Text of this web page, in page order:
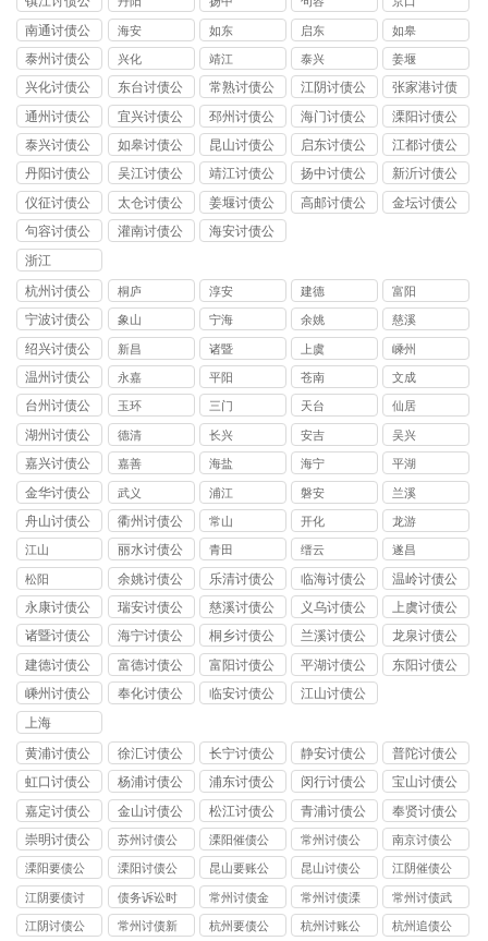
司
南通讨债公
司
海安 如东 启东 如皋
泰州讨债公
司
兴化 靖江 泰兴 姜堰
兴化讨债公
司
东台讨债公
司
常熟讨债公
司
江阴讨债公
司
张家港讨债
公司
通州讨债公
司
宜兴讨债公
司
邳州讨债公
司
海门讨债公
司
溧阳讨债公
司
泰兴讨债公
司
如皋讨债公
司
昆山讨债公
司
启东讨债公
司
江都讨债公
司
丹阳讨债公
司
吴江讨债公
司
靖江讨债公
司
扬中讨债公
司
新沂讨债公
司
仪征讨债公
司
太仓讨债公
司
姜堰讨债公
司
高邮讨债公
金坛讨债公
句容讨债公
司
灌南讨债公
海安讨债公
浙江
杭州讨债公
司
桐庐 淳安 建德 富阳
宁波讨债公
司
象山 宁海 余姚 慈溪
绍兴讨债公
司
新昌 诸暨 上虞 嵊州
温州讨债公
司
永嘉 平阳 苍南 文成
台州讨债公
司
玉环 三门 天台 仙居
湖州讨债公
司
德清 长兴 安吉 吴兴
嘉兴讨债公
司
嘉善 海盐 海宁 平湖
金华讨债公
司
武义 浦江 磐安 兰溪
舟山讨债公
司
衢州讨债公
司
常山 开化 龙游
江山
丽水讨债公
司
青田 缙云 遂昌
松阳
余姚讨债公
司
乐清讨债公
司
临海讨债公
司
温岭讨债公
司
永康讨债公
司
瑞安讨债公
司
慈溪讨债公
司
义乌讨债公
司
上虞讨债公
司
诸暨讨债公
司
海宁讨债公
司
桐乡讨债公
司
兰溪讨债公
司
龙泉讨债公
司
建德讨债公
司
富德讨债公
司
富阳讨债公
司
平湖讨债公
司
东阳讨债公
嵊州讨债公
司
奉化讨债公
临安讨债公
江山讨债公
上海
黄浦讨债公
司
徐汇讨债公
司
长宁讨债公
司
静安讨债公
司
普陀讨债公
司
虹口讨债公
司
杨浦讨债公
司
浦东讨债公
司
闵行讨债公
司
宝山讨债公
司
嘉定讨债公
司
金山讨债公
司
松江讨债公
司
青浦讨债公
司
奉贤讨债公
司
崇明讨债公
司
苏州讨债公
司
溧阳催债公
司
常州讨债公
司
南京讨债公
司
溧阳要债公
司
溧阳讨债公
司
昆山要账公
司
昆山讨债公
司
江阴催债公
司服务
江阴要债讨
账公司
债务诉讼时
效
常州讨债金
坛公司
常州讨债溧
阳公司
常州讨债武
进公司
江阴讨债公
常州讨债新
杭州要债公
杭州讨账公
杭州追债公